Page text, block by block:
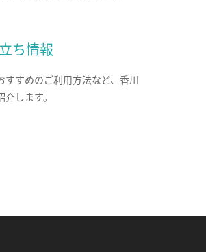
ち情報
すめのご利用方法など、香川
します。